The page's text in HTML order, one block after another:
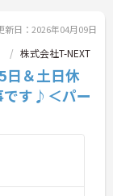
新日：2026年04月09日
株式会社T-NEXT
日＆土日休
です♪＜パー